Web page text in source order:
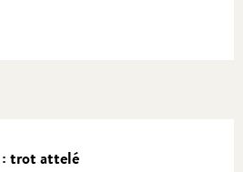
trot attelé